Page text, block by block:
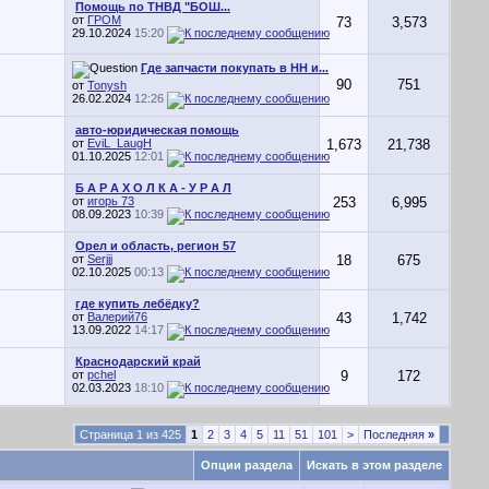
Помощь по ТНВД "БОШ...
от ГРОМ
29.10.2024 15:20
73 3,573
Где запчасти покупать в НН и...
от Tonysh
26.02.2024 12:26
90 751
авто-юридическая помощь
от EviL_LaugH
01.10.2025 12:01
1,673 21,738
Б А Р А Х О Л К А - У Р А Л
от игорь 73
08.09.2023 10:39
253 6,995
Орел и область, регион 57
от Serjjj
02.10.2025 00:13
18 675
где купить лебёдку?
от Валерий76
13.09.2022 14:17
43 1,742
Краснодарский край
от pchel
02.03.2023 18:10
9 172
Страница 1 из 425 1 2 3 4 5 11 51 101 > Последняя »
Опции раздела Искать в этом разделе